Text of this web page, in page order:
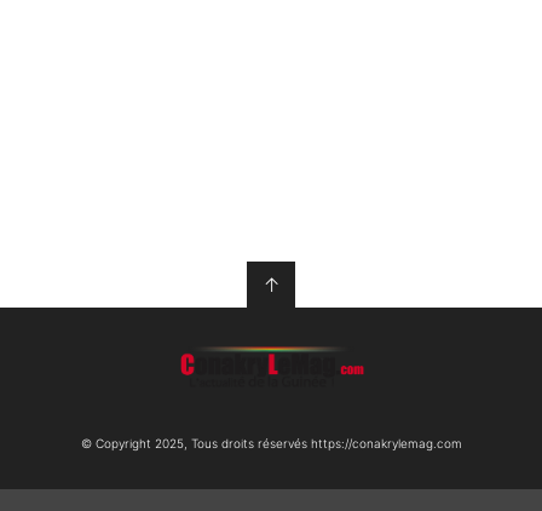
↑
© Copyright 2025, Tous droits réservés https://conakrylemag.com